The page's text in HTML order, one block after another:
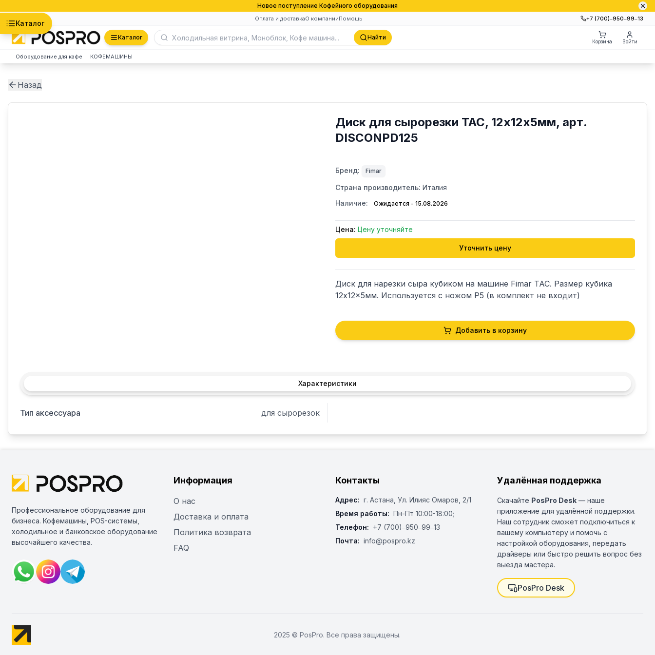
Новое поступление Кофейного оборудования
Оплата и доставкаО компанииПомощь +7 (700)‒950‒99‒13
Каталог
Каталог Найти
Корзина Войти
Оборудование для кафе КОФЕМАШИНЫ
Назад
Диск для сырорезки TAC, 12х12х5мм, арт.
DISCONPD125
Бренд: Fimar
Страна производитель: Италия
Наличие:
Ожидается - 15.08.2026
Цена: Цену уточняйте
Уточнить цену
Диск для нарезки сыра кубиком на машине Fimar TAC. Размер кубика
12x12x5мм. Используется с ножом P5 (в комплект не входит)
Добавить в корзину
Характеристики
Тип аксессуара для сырорезок
Профессиональное оборудование для
бизнеса. Кофемашины, POS-системы,
холодильное и банковское оборудование
высочайшего качества.
Информация
О нас
Доставка и оплата
Политика возврата
FAQ
Контакты
Адрес: г. Астана, ​Ул. Илияс Омаров, 2/1
Время работы: Пн-Пт 10:00-18:00;
Телефон: +7 (700)‒950‒99‒13
Почта: info@pospro.kz
Удалённая поддержка
Скачайте PosPro Desk — наше
приложение для удалённой поддержки.
Наш сотрудник сможет подключиться к
вашему компьютеру и помочь с
настройкой оборудования, передать
драйверы или быстро решить вопрос без
выезда мастера.
PosPro Desk
2025 © PosPro. Все права защищены.